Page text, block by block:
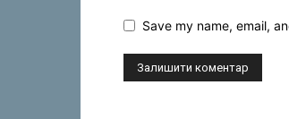
Save my name, email,